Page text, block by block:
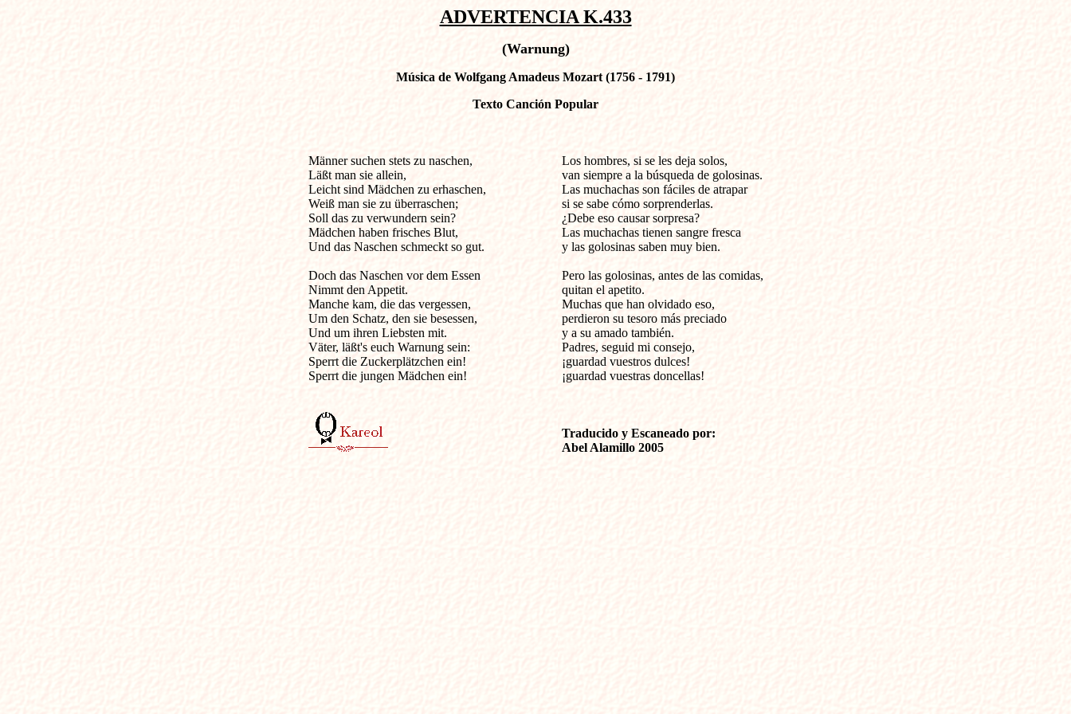
ADVERTENCIA K.433
(Warnung)
Música de Wolfgang Amadeus Mozart (1756 - 1791)
Texto Canción Popular
Männer suchen stets zu naschen,
Läßt man sie allein,
Leicht sind Mädchen zu erhaschen,
Weiß man sie zu überraschen;
Soll das zu verwundern sein?
Mädchen haben frisches Blut,
Und das Naschen schmeckt so gut.
Doch das Naschen vor dem Essen
Nimmt den Appetit.
Manche kam, die das vergessen,
Um den Schatz, den sie besessen,
Und um ihren Liebsten mit.
Väter, läßt's euch Warnung sein:
Sperrt die Zuckerplätzchen ein!
Sperrt die jungen Mädchen ein!
Los hombres, si se les deja solos,
van siempre a la búsqueda de golosinas.
Las muchachas son fáciles de atrapar
si se sabe cómo sorprenderlas.
¿Debe eso causar sorpresa?
Las muchachas tienen sangre fresca
y las golosinas saben muy bien.
Pero las golosinas, antes de las comidas,
quitan el apetito.
Muchas que han olvidado eso,
perdieron su tesoro más preciado
y a su amado también.
Padres, seguid mi consejo,
¡guardad vuestros dulces!
¡guardad vuestras doncellas!
Traducido y Escaneado por:
Abel Alamillo 2005